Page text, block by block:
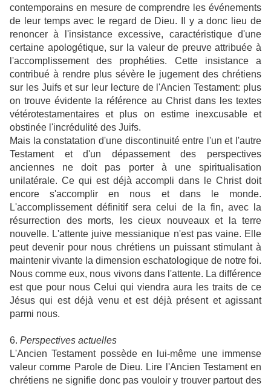
contemporains en mesure de comprendre les événements
de leur temps avec le regard de Dieu. Il y a donc lieu de
renoncer à l'insistance excessive, caractéristique d'une
certaine apologétique, sur la valeur de preuve attribuée à
l'accomplissement des prophéties. Cette insistance a
contribué à rendre plus sévère le jugement des chrétiens
sur les Juifs et sur leur lecture de l'Ancien Testament: plus
on trouve évidente la référence au Christ dans les textes
vétérotestamentaires et plus on estime inexcusable et
obstinée l'incrédulité des Juifs.
Mais la constatation d'une discontinuité entre l'un et l'autre
Testament et d'un dépassement des perspectives
anciennes ne doit pas porter à une spiritualisation
unilatérale. Ce qui est déjà accompli dans le Christ doit
encore s'accomplir en nous et dans le monde.
L'accomplissement définitif sera celui de la fin, avec la
résurrection des morts, les cieux nouveaux et la terre
nouvelle. L'attente juive messianique n'est pas vaine. Elle
peut devenir pour nous chrétiens un puissant stimulant à
maintenir vivante la dimension eschatologique de notre foi.
Nous comme eux, nous vivons dans l'attente. La différence
est que pour nous Celui qui viendra aura les traits de ce
Jésus qui est déjà venu et est déjà présent et agissant
parmi nous.
6. Perspectives actuelles
L'Ancien Testament possède en lui-même une immense
valeur comme Parole de Dieu. Lire l'Ancien Testament en
chrétiens ne signifie donc pas vouloir y trouver partout des